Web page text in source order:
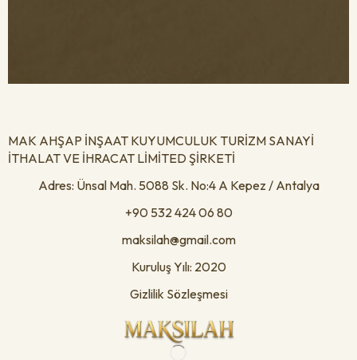
MAK AHŞAP İNŞAAT KUYUMCULUK TURİZM SANAYİ
İTHALAT VE İHRACAT LİMİTED ŞİRKETİ
Adres: Ünsal Mah. 5088 Sk. No:4 A Kepez / Antalya
+90 532 424 06 80
maksilah@gmail.com
Kuruluş Yılı: 2020
Gizlilik Sözleşmesi